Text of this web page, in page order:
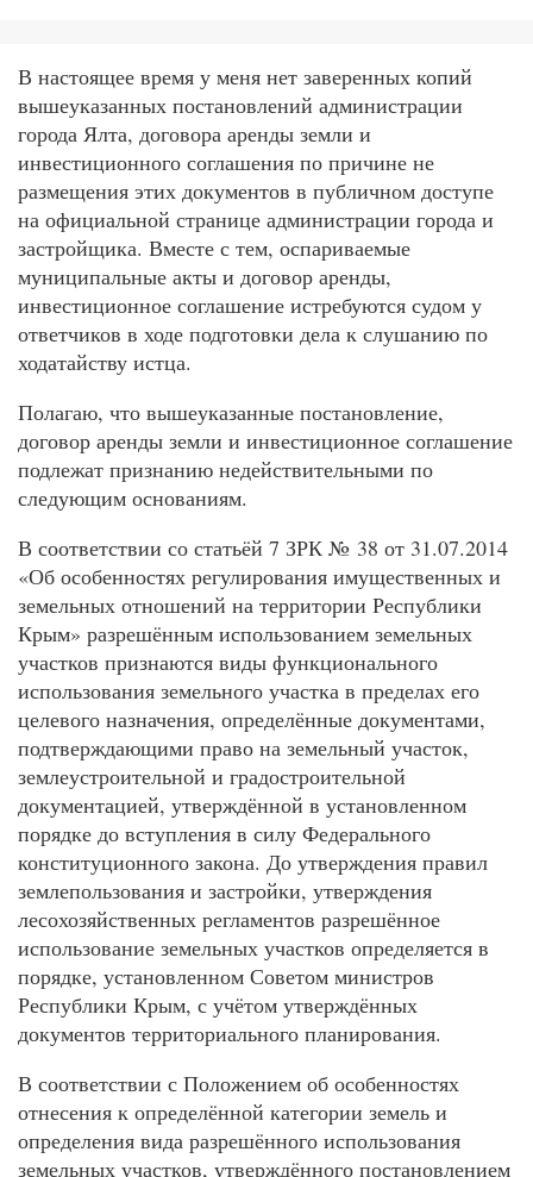
В настоящее время у меня нет заверенных копий
вышеуказанных постановлений администрации
города Ялта, договора аренды земли и
инвестиционного соглашения по причине не
размещения этих документов в публичном доступе
на официальной странице администрации города и
застройщика. Вместе с тем, оспариваемые
муниципальные акты и договор аренды,
инвестиционное соглашение истребуются судом у
ответчиков в ходе подготовки дела к слушанию по
ходатайству истца.
Полагаю, что вышеуказанные постановление,
договор аренды земли и инвестиционное соглашение
подлежат признанию недействительными по
следующим основаниям.
В соответствии со статьёй 7 ЗРК № 38 от 31.07.2014
«Об особенностях регулирования имущественных и
земельных отношений на территории Республики
Крым» разрешённым использованием земельных
участков признаются виды функционального
использования земельного участка в пределах его
целевого назначения, определённые документами,
подтверждающими право на земельный участок,
землеустроительной и градостроительной
документацией, утверждённой в установленном
порядке до вступления в силу Федерального
конституционного закона. До утверждения правил
землепользования и застройки, утверждения
лесохозяйственных регламентов разрешённое
использование земельных участков определяется в
порядке, установленном Советом министров
Республики Крым, с учётом утверждённых
документов территориального планирования.
В соответствии с Положением об особенностях
отнесения к определённой категории земель и
определения вида разрешённого использования
земельных участков, утверждённого постановлением